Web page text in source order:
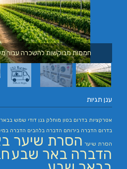
חממות מבוקשות להשכרה עבור
ענן תגיות
אטרקציות בדרום בטון מוחלק גנן דודי שמש
בדרום הדברה בירוחם הדברה בלהבים הדברה
הסרת שיער הסרת שיער
הדברה באר שבע